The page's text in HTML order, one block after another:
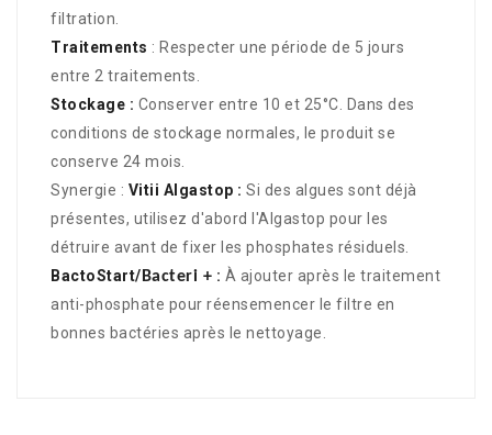
filtration.
Traitements : Respecter une période de 5 jours
entre 2 traitements.
Stockage : Conserver entre 10 et 25°C. Dans des
conditions de stockage normales, le produit se
conserve 24 mois.
Synergie : Vitii Algastop : Si des algues sont déjà
présentes, utilisez d'abord l'Algastop pour les
détruire avant de fixer les phosphates résiduels.
BactoStart/ Bacteri + : À ajouter après le traitement
anti-phosphate pour réensemencer le filtre en
bonnes bactéries après le nettoyage.